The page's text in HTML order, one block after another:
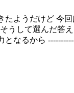
ようだけど
して選んだ答
なるから